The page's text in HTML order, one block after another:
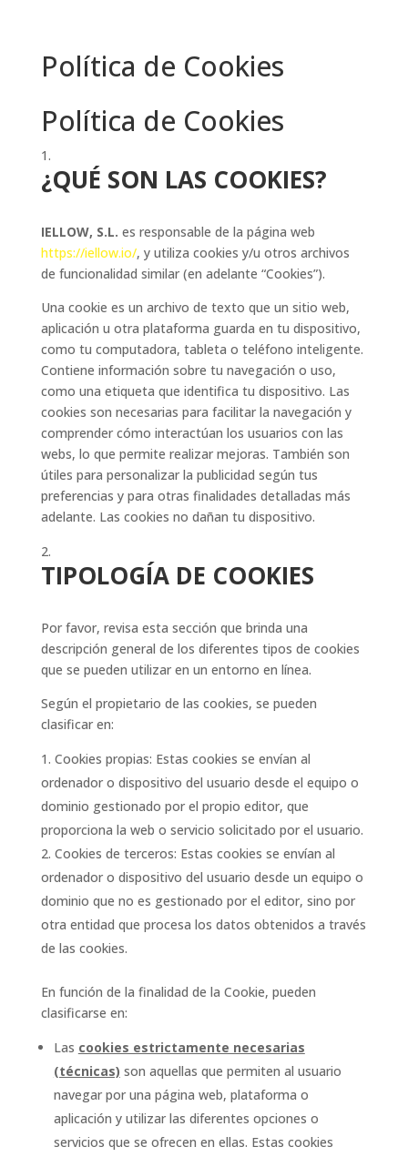
Política de Cookies
Política de Cookies
¿QUÉ SON LAS COOKIES?
IELLOW, S.L. es responsable de la página web
https://iellow.io/, y utiliza cookies y/u otros archivos
de funcionalidad similar (en adelante “Cookies”).
Una cookie es un archivo de texto que un sitio web,
aplicación u otra plataforma guarda en tu dispositivo,
como tu computadora, tableta o teléfono inteligente.
Contiene información sobre tu navegación o uso,
como una etiqueta que identifica tu dispositivo. Las
cookies son necesarias para facilitar la navegación y
comprender cómo interactúan los usuarios con las
webs, lo que permite realizar mejoras. También son
útiles para personalizar la publicidad según tus
preferencias y para otras finalidades detalladas más
adelante. Las cookies no dañan tu dispositivo.
TIPOLOGÍA DE COOKIES
Por favor, revisa esta sección que brinda una
descripción general de los diferentes tipos de cookies
que se pueden utilizar en un entorno en línea.
Según el propietario de las cookies, se pueden
clasificar en:
Cookies propias: Estas cookies se envían al
ordenador o dispositivo del usuario desde el equipo o
dominio gestionado por el propio editor, que
proporciona la web o servicio solicitado por el usuario.
Cookies de terceros: Estas cookies se envían al
ordenador o dispositivo del usuario desde un equipo o
dominio que no es gestionado por el editor, sino por
otra entidad que procesa los datos obtenidos a través
de las cookies.
En función de la finalidad de la Cookie, pueden
clasificarse en:
Las cookies estrictamente necesarias
(técnicas) son aquellas que permiten al usuario
navegar por una página web, plataforma o
aplicación y utilizar las diferentes opciones o
servicios que se ofrecen en ellas. Estas cookies